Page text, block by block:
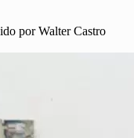
por Walter Castro